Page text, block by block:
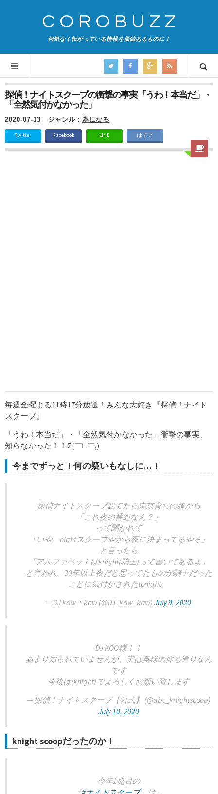
COROBUZZ
何気なく転がっている情報を価値あるものに！
探偵！ナイトスクープの衝撃の事実「うわ！本当だ」・
「全然気付かなかった」
2020-07-13 ジャンル： 為になる
Twitter Facebook LINE はてブ
毎週金曜よる11時17分放送！みんな大好き『探偵！ナイト
スクープ』
「うわ！本当だ」・「全然気付かなかった」衝撃の事実、
知らなかった！！Σ(￣□￣;)
今までずっと！何の疑いもなしに…！
探偵ナイトスクープ観てたら東京育ちの嫁から
「これ夜の番組なん？」
って聞かれて
「いや、nightスクープやから夜に決まってるやろ」
と言ったら
「アルファベットはknight(騎士)って書いてあるよ」
と言われ、30年以上夜だと思ってたものが騎士だった
ことに気付かされたtonight。
— DJ kaw＊kaw (@DJ_kaw_kaw) July 9, 2020
DJ KOO様！！
あまり知られていませんが、実は奥様の仰る通りなん
です
今後は(knight)でよろしくお願い致します
— 探偵！ナイトスクープ【公式】 (@abc_knightscoop)
July 10, 2020
knight scoopだったのか！
今年1発目の